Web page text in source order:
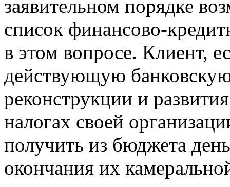
заявительном порядке
список финансово-
в этом вопросе. Клиент,
действующую
реконструкции и
налогах своей
получить из бюджета
окончания их